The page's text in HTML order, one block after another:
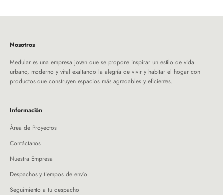
Nosotros
Medular es una empresa joven que se propone inspirar un estilo de vida
urbano, moderno y vital exaltando la alegría de vivir y habitar el hogar con
productos que construyen espacios más agradables y eficientes.
Información
Área de Proyectos
Contáctanos
Nuestra Empresa
Despachos y tiempos de envío
Seguimiento a tu despacho